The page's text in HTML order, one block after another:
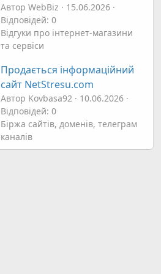
Автор WebBiz
15.06.2026
Відповідей: 0
Відгуки про інтернет-магазини
та сервіси
Продається інформаційний
сайт NetStresu.com
Автор Kovbasa92
10.06.2026
Відповідей: 0
Біржа сайтів, доменів, телеграм
каналів